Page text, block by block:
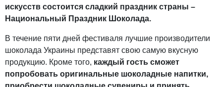
искусств состоится сладкий праздник страны –
Национальный Праздник Шоколада.
В течение пяти дней фестиваля лучшие производители
шоколада Украины представят свою самую вкусную
продукцию. Кроме того, каждый гость сможет
попробовать оригинальные шоколадные напитки,